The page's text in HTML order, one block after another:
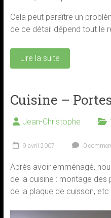
Cela peut paraître un
de ce détail dépend tout le
Lire la suite
Cuisine –
Jean-Christophe
9 avril 2007 0
Après avoir emménagé,
de la cuisine : montage
de la plaque de cuisson, etc